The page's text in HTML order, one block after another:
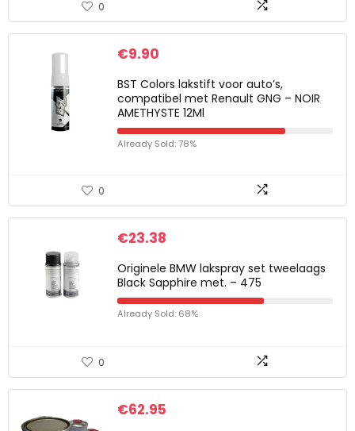
0
€9.90
BST Colors lakstift voor auto’s,
compatibel met Renault GNG – NOIR
AMETHYSTE 12Ml
Already Sold: 78%
0
€23.38
Originele BMW lakspray set tweelaags
Black Sapphire met. – 475
Already Sold: 68%
0
€62.95